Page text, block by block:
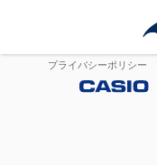
プライバシーポリシー